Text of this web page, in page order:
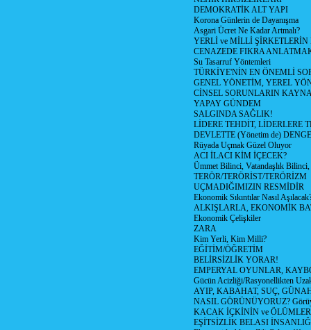
DEMOKRATİK ALT YAPI
Korona Günlerin de Dayanışma
Asgari Ücret Ne Kadar Artmalı?
YERLİ ve MİLLİ
CENAZEDE FIKRA
Su Tasarruf Yöntemleri
TÜRKİYE'NİN EN ÖNEMLİ
GENEL YÖNETİM, YEREL
CİNSEL SORUNLARIN
YAPAY GÜNDEM
SALGINDA SAĞLIK!
LİDERE TEHDİT, LİDERLERE
DEVLETTE (Yönetim de)
Rüyada Uçmak Güzel Oluyor
ACI İLACI KİM İÇECEK?
Ümmet Bilinci, Vatandaşlık
TERÖR/TERÖRİST/TERÖRİZM
UÇMADIĞIMIZIN RESMİDİR
Ekonomik Sıkıntılar Nasıl
ALKIŞLARLA, EKONOMİK
Ekonomik Çelişkiler
ZARA
Kim Yerli, Kim Milli?
EĞİTİM/ÖĞRETİM
BELİRSİZLİK YORAR!
EMPERYAL OYUNLAR,
Gücün Acizliği/Rasyonellikten
AYIP, KABAHAT, SUÇ,
NASIL GÖRÜNÜYORUZ?
KACAK İÇKİNİN ve
EŞİTSİZLİK BELASI